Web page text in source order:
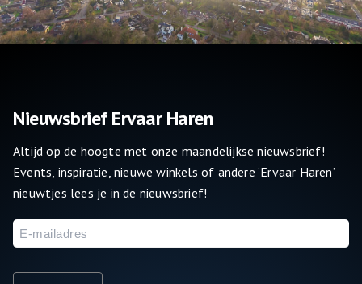
Nieuwsbrief Ervaar Haren
Altijd op de hoogte met onze maandelijkse nieuwsbrief!
Events, inspiratie, nieuwe winkels of andere ‘Ervaar Haren’
nieuwtjes lees je in de nieuwsbrief!
E-
mailadres